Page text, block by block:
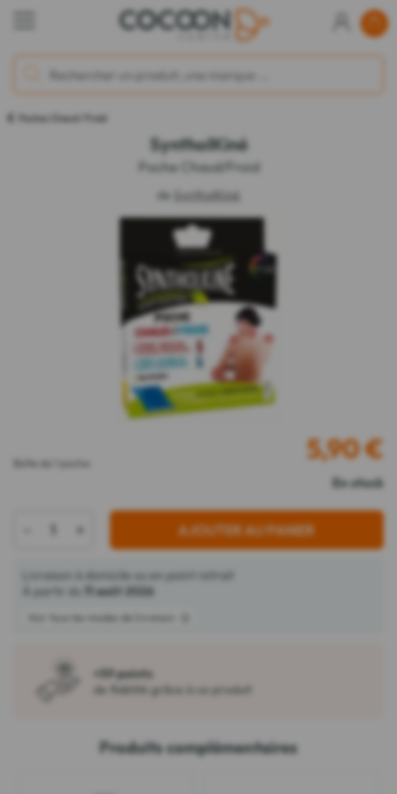
Poches Chaud / Froid
SyntholKiné
Poche Chaud/Froid
de SyntholKiné
Boîte de 1 poche 5,90€
En stock
+ AJOUTER AU PANIER
Livraison à domicile ou en point retrait
À partir du
11 août 2026
Voir tous les modes de livraison
+59 points
de fidélité grâce à ce produit
Produits complémentaires